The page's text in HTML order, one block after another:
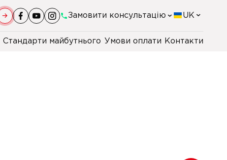
Замовити консультацію UK
Стандарти майбутнього Умови оплати Контакти